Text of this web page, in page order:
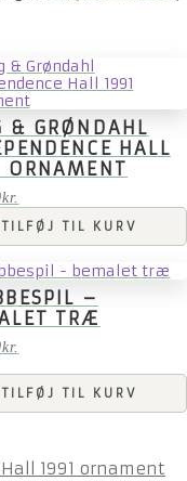
& GRØNDAHL
HALL
ORNAMENT
kr.
TILFØJ TIL KURV
–
TRÆ
kr.
TILFØJ TIL KURV